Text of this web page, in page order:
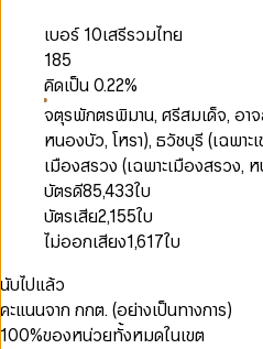
เบอร์ 10เสรีรวมไทย
185
คิดเป็น0.22%
จตุรพักตรพิมาน, ศรีสมเด็จ, อาจ
หนองบัว, โหรา), ธวัชบุรี (เฉพาะ
เมืองสรวง (เฉพาะเมืองสรวง,
บัตรดี85,433ใบ
บัตรเสีย2,155ใบ
ไม่ออกเสียง1,617ใบ
นับไปแล้ว
คะแนนจาก กกต. (อย่างเป็นทางการ)
100%ของหน่วยทั้งหมดในเขต